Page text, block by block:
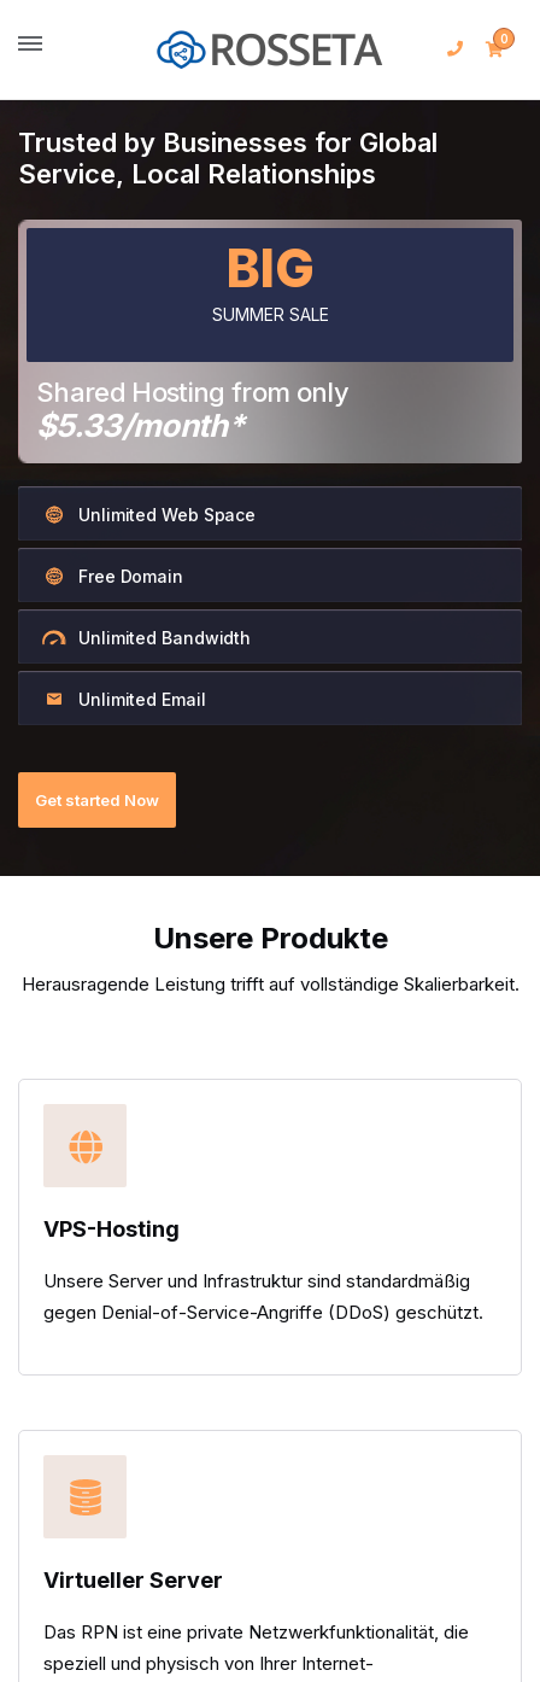
0
Trusted by Businesses for Global
Service, Local Relationships
BIG
SUMMER SALE
Shared Hosting from only
$5.33/month*
Unlimited Web Space
Free Domain
Unlimited Bandwidth
Unlimited Email
Get started Now
Unsere Produkte
Herausragende Leistung trifft auf vollständige Skalierbarkeit.
VPS-Hosting
Unsere Server und Infrastruktur sind standardmäßig
gegen Denial-of-Service-Angriffe (DDoS) geschützt.
Virtueller Server
Das RPN ist eine private Netzwerkfunktionalität, die
speziell und physisch von Ihrer Internet-